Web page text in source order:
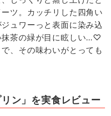
ツ。カッチリした四角い
ュワーっと表面に染み込
抹茶の緑が目に眩しい…♡
、その味わいがとっても
ン」を実食レビュー